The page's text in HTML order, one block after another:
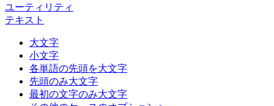
ユーティリティ
テキスト
大文字
小文字
各単語の先頭を大文字
先頭のみ大文字
最初の文字のみ大文字